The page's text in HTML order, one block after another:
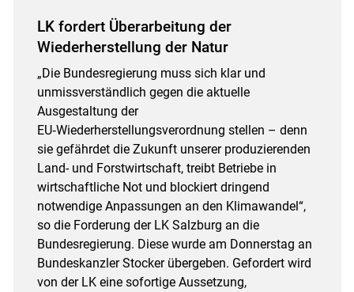
LK fordert Überarbeitung der
Wiederherstellung der Natur
„Die Bundesregierung muss sich klar und
unmissverständlich gegen die aktuelle
Ausgestaltung der
EU‑Wiederherstellungsverordnung stellen – denn
sie gefährdet die Zukunft unserer produzierenden
Land- und Forstwirtschaft, treibt Betriebe in
wirtschaftliche Not und blockiert dringend
notwendige Anpassungen an den Klimawandel“,
so die Forderung der LK Salzburg an die
Bundesregierung. Diese wurde am Donnerstag an
Bundeskanzler Stocker übergeben. Gefordert wird
von der LK eine sofortige Aussetzung,